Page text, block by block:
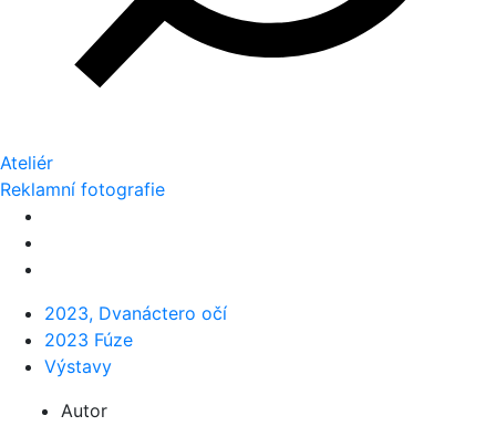
Ateliér
Reklamní fotografie
2023, Dvanáctero očí
2023 Fúze
Výstavy
Autor